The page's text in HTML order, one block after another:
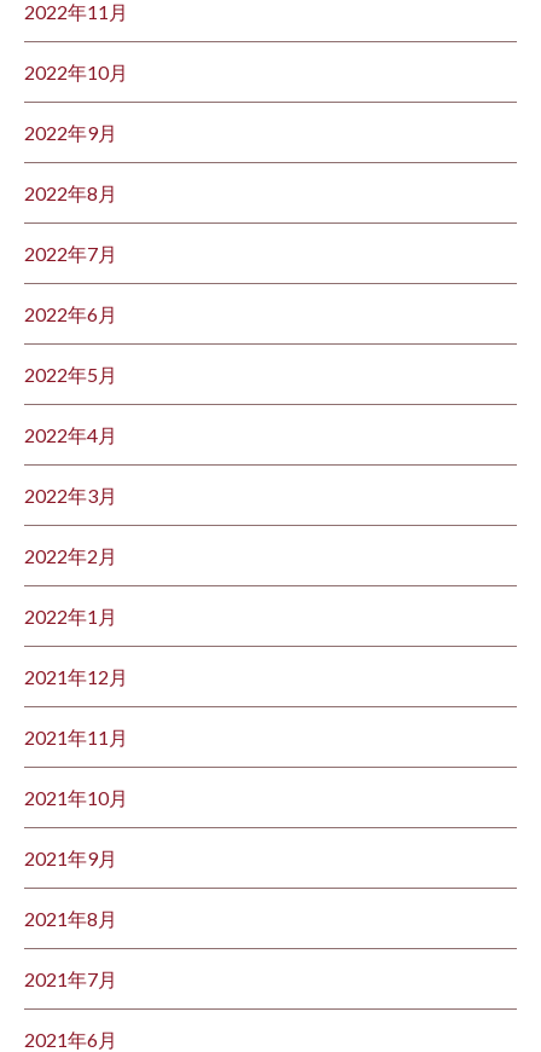
2022年11月
2022年10月
2022年9月
2022年8月
2022年7月
2022年6月
2022年5月
2022年4月
2022年3月
2022年2月
2022年1月
2021年12月
2021年11月
2021年10月
2021年9月
2021年8月
2021年7月
2021年6月